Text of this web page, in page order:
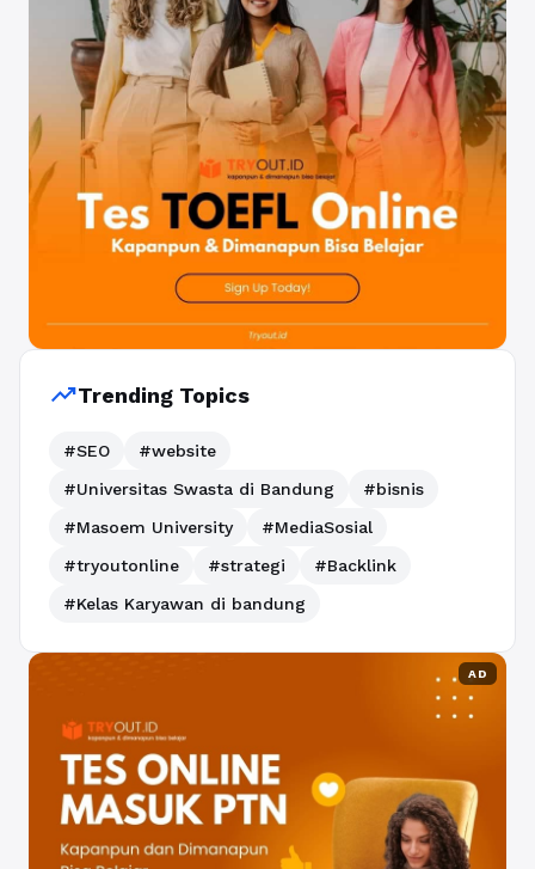
trending_upTrending Topics
#SEO
#website
#Universitas Swasta di Bandung
#bisnis
#Masoem University
#MediaSosial
#tryoutonline
#strategi
#Backlink
#Kelas Karyawan di bandung
AD